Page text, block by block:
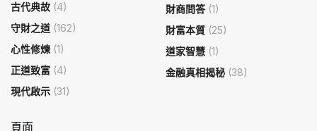
古代典故 (4)
守財之道 (162)
心性修煉 (1)
正道致富 (4)
現代啟示 (31)
財商問答(1)
財富本質 (25)
道家智慧 (1)
金融真相揭秘 (38)
頁面